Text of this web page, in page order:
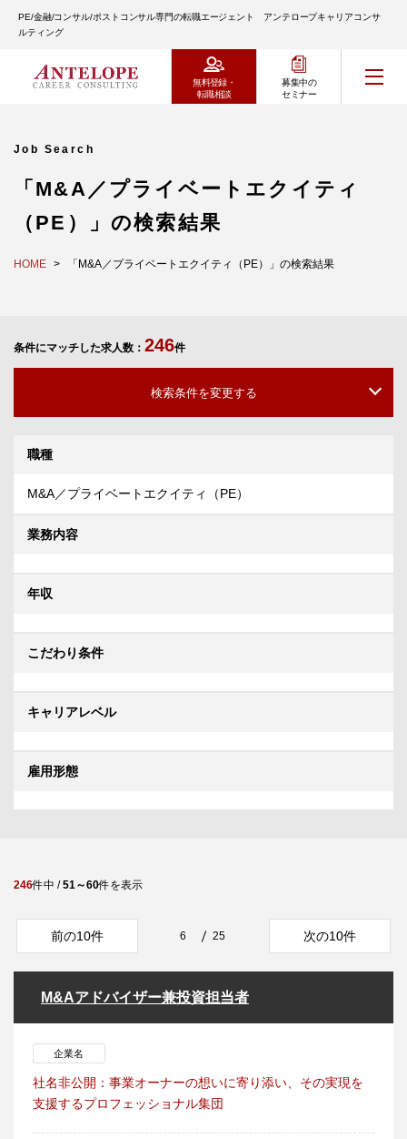
PE/金融/コンサル/ポストコンサル専門の転職エージェント アンテロープキャリアコンサ
ルティング
無料登録・
転職相談
募集中の
セミナー
Job Search
「M&A／プライベートエクイティ
（PE）」の検索結果
HOME 「M&A／プライベートエクイティ（PE）」の検索結果
条件にマッチした求人数： 246件
検索条件を変更する
職種
M&A／プライベートエクイティ（PE）
業務内容
年収
こだわり条件
キャリアレベル
雇用形態
246件中 /51～60件を表示
前の10件 6 25 次の10件
M&Aアドバイザー兼投資担当者
企業名
社名非公開：事業オーナーの想いに寄り添い、その実現を
支援するプロフェッショナル集団